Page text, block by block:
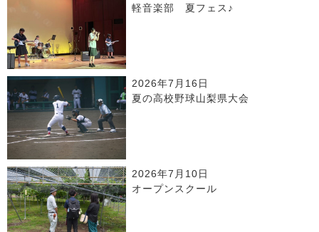
軽音楽部 夏フェス♪
2026年7月16日
夏の高校野球山梨県大会
2026年7月10日
オープンスクール